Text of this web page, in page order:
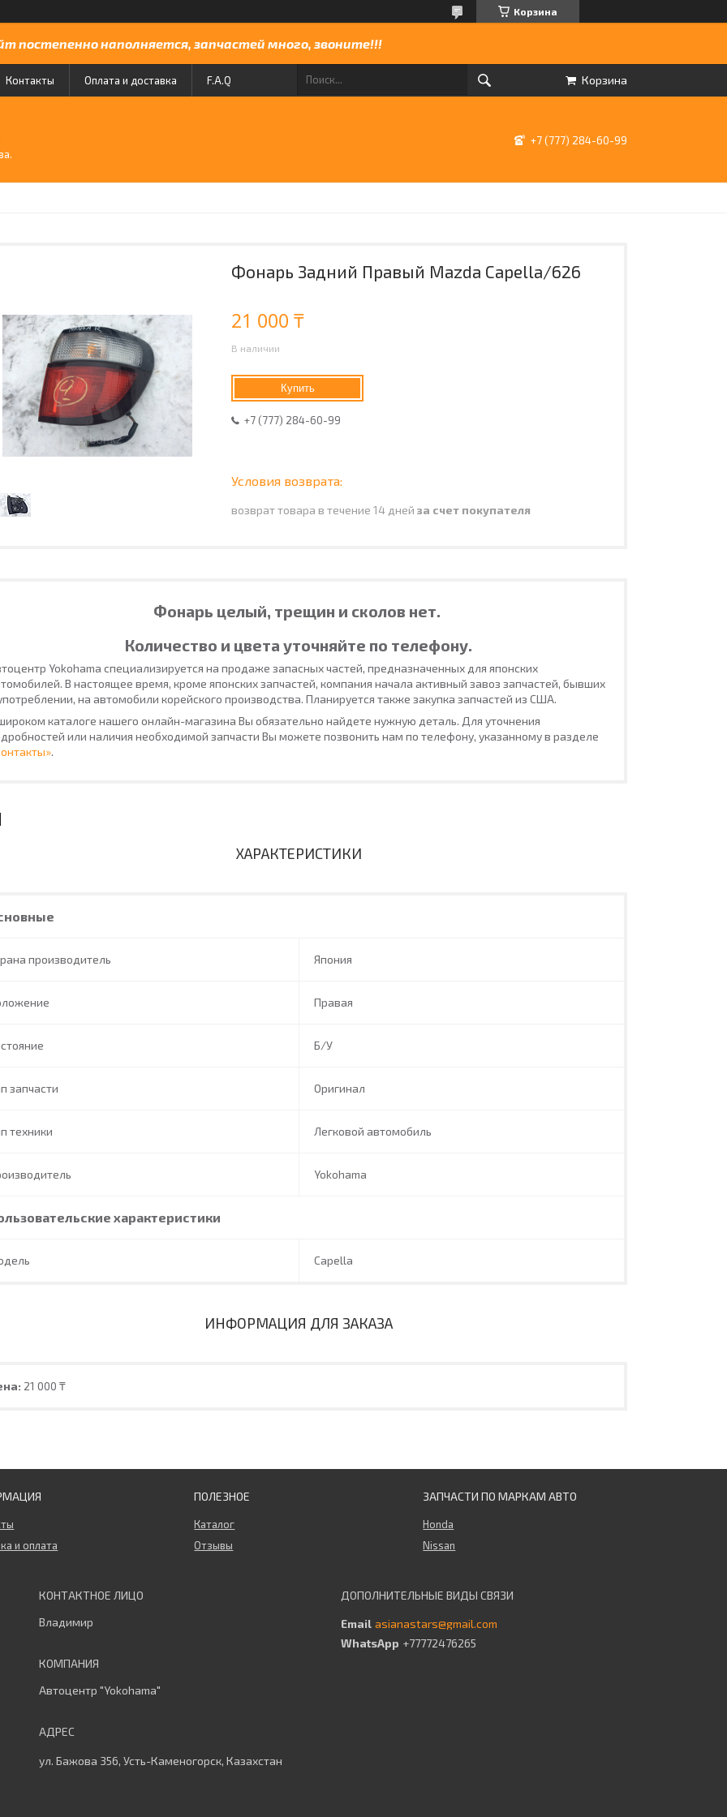
Корзина
постепенно наполняется, запчастей много, звоните!!!
Контакты Оплата и доставка F.A.Q Корзина
+7 (777) 284-60-99
Фонарь Задний Правый Mazda Capella/626
21 000 ₸
В наличии
Купить
+7 (777) 284-60-99
возврат товара в течение 14 дней за счет покупателя
Фонарь целый, трещин и сколов нет.
Количество и цвета уточняйте по телефону.
Yokohama специализируется на продаже запасных частей, предназначенных для японских
В настоящее время, кроме японских запчастей, компания начала активный завоз запчастей, бывших
на автомобили корейского производства. Планируется также закупка запчастей из США.
каталоге нашего онлайн-магазина Вы обязательно найдете нужную деталь. Для уточнения
или наличия необходимой запчасти Вы можете позвонить нам по телефону, указанному в разделе
.
ХАРАКТЕРИСТИКИ
производитель Япония
Правая
Б/У
запчасти Оригинал
техники Легковой автомобиль
Yokohama
характеристики
Capella
ИНФОРМАЦИЯ ДЛЯ ЗАКАЗА
21 000 ₸
и оплата
ПОЛЕЗНОЕ
Каталог
Отзывы
ЗАПЧАСТИ ПО МАРКАМ АВТО
Honda
Nissan
Владимир
Автоцентр "Yokohama"
ул. Бажова 356, Усть-Каменогорск, Казахстан
asianastars@gmail.com
+77772476265